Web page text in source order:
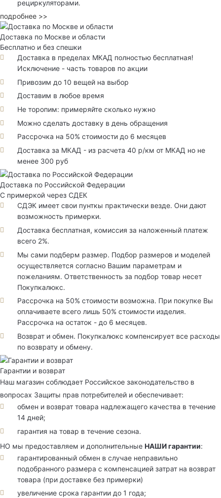
рециркуляторами.
подробнее >>
Доставка по Москве и области
Бесплатно и без спешки
Доставка в пределах МКАД полностью бесплатная!
Исключение - часть товаров по акции
Привозим до 10 вещей на выбор
Доставим в любое время
Не торопим: примеряйте сколько нужно
Можно сделать доставку в день обращения
Рассрочка на 50% стоимости до 6 месяцев
Доставка за МКАД - из расчета 40 р/км от МКАД но не
менее 300 руб
Доставка по Российской Федерации
С примеркой через СДЕК
СДЭК имеет свои пунткы практически везде. Они дают
возможность примерки.
Доставка бесплатная, комиссия за наложенный платеж
всего 2%.
Мы сами подберм размер. Подбор размеров и моделей
осуществляется согласно Вашим параметрам и
пожеланиям. Ответственность за подбор товар несет
Покупкалюкс.
Рассрочка на 50% стоимости возможна. При покупке Вы
оплачиваете всего лишь 50% стоимости изделия.
Рассрочка на остаток - до 6 месяцев.
Возврат и обмен. Покупкалюкс компенсирует все расходы
по возврату и обмену.
Гарантии и возврат
Наш магазин соблюдает Российское законодательство в
вопросах Защиты прав потребителей и обеспечивает:
обмен и возврат товара надлежащего качества в течение
14 дней;
гарантия на товар в течение сезона.
НО мы предоставляем и дополнительные НАШИ гарантии:
гарантированный обмен в случае неправильно
подобранного размера с компенсацией затрат на возврат
товара (при доставке без примерки)
увеличение срока гарантии до 1 года;